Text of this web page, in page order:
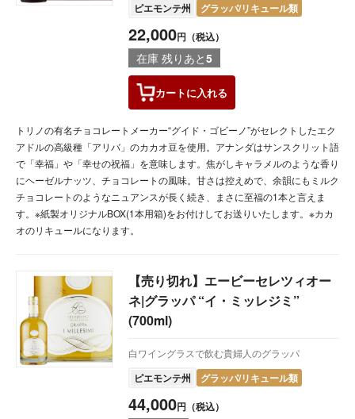
ピエモンテ州 グラッパ/リキュール類
22,000円（税込）
在庫 残りあと5
カートに入れる
トリノの有名チョコレートメーカー“グイド・ゴビーノ”がセレクトしたエク
アドルの高級種「アリバ」のカカオ豆を使用。アナンダはサンスクリット語
で「幸福」や「幸せの祝福」を意味します。焦がしキャラメルのような香り
にヘーゼルナッツ、チョコレートの風味。甘さは控えめで、余韻にもミルク
チョコレートのようなニュアンスが長く続き、まさに至福の1本と言えま
す。※紙製オリジナルBOX(1本用箱)をお付けしてお送りいたします。※カカ
オのリキュールになります。
【売り切れ】エービーセレツィオー
ネ|グラッパ “イ・ミッレジミ”
(700ml)
白ワイングラスで飲む貴婦人のグラッパ
ピエモンテ州 グラッパ/リキュール類
44,000円（税込）